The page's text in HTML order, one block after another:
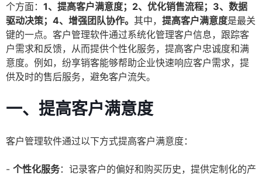
个方面： 1、提高客户满意度；2、优化销售流程；3、数据
驱动决策；4、增强团队协作。 其中， 提高客户满意度是最关
键的一点。客户管理软件通过系统化管理客户信息，跟踪客
户需求和反馈，从而提供个性化服务，提高客户忠诚度和满
意度。例如，纷享销客能够帮助企业快速响应客户需求，提
供及时的售后服务，避免客户流失。
一、提高客户满意度
客户管理软件通过以下方式提高客户满意度：
- 个性化服务：记录客户的偏好和购买历史，提供定制化的产